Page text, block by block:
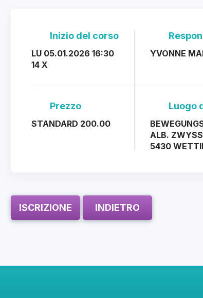
Inizio del corso
LU 05.01.2026 16:30
14 X
YVONNE
Prezzo
STANDARD 200.00
Luogo
ALB.
5430
ISCRIZIONE INDIETRO